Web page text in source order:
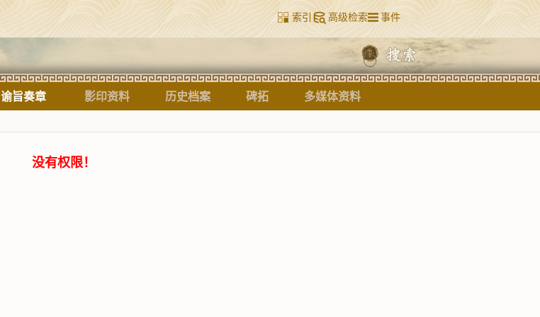
索引 高级检索 事件
标题
谕旨奏章 影印资料 历史档案 碑拓 多媒体资料
没有权限！